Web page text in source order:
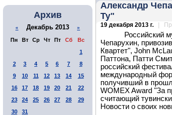
Архив
« Декабрь 2013 »
Пн Вт Ср Чт Пт Сб
Вс
1
2
3 4 5 6 7
8
9
10 11 12 13 14
15
16
17 18 19 20 21
22
23
24 25 26 27 28
29
30
31
Александр
Ту"
19 декабря 2013 г. |
Российский
Чепарухин,
Квартет", John
Паттона, Патти
российский
международный
получивший в
WOMEX Award "За
считающий
Новости о своих